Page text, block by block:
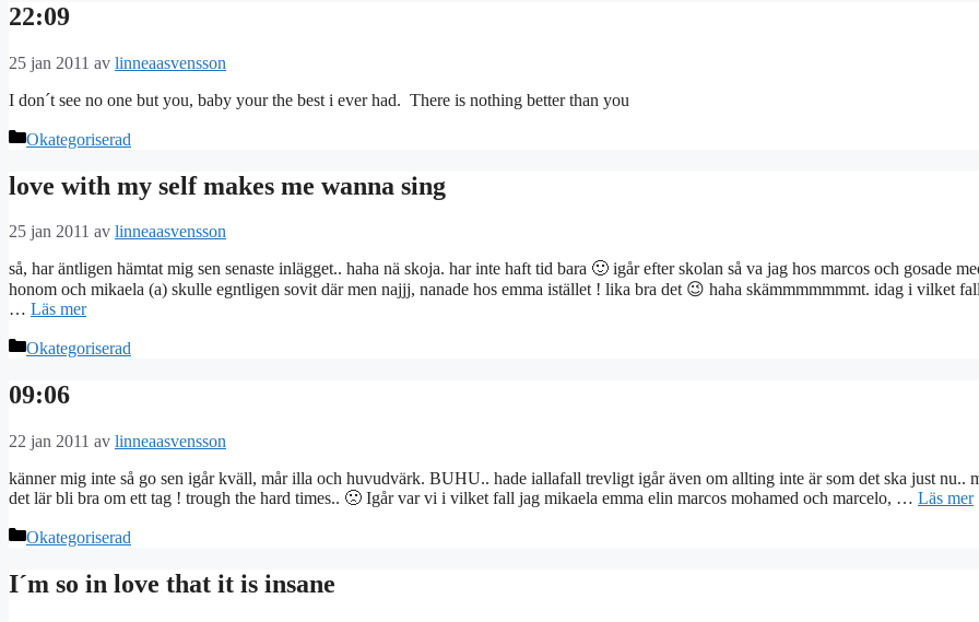
22:09
25 jan 2011 av linneaasvensson
I don´t see no one but you, baby your the best i ever had. There is nothing better than you
Kategorier
Okategoriserad
love with my self makes me wanna sing
25 jan 2011 av linneaasvensson
så, har äntligen hämtat mig sen senaste inlägget.. haha nä skoja. har inte haft tid bara 🙂 igår efter skolan så va jag hos marcos och gosade
honom och mikaela (a) skulle egntligen sovit där men najjj, nanade hos emma istället ! lika bra det 😉 haha skämmmmmmmt. idag i vilket
… Läs mer
Kategorier
Okategoriserad
09:06
22 jan 2011 av linneaasvensson
känner mig inte så go sen igår kväll, mår illa och huvudvärk. BUHU.. hade iallafall trevligt igår även om allting inte är som det ska just nu..
det lär bli bra om ett tag ! trough the hard times.. 🙁 Igår var vi i vilket fall jag mikaela emma elin marcos mohamed och marcelo, … Läs mer
Kategorier
Okategoriserad
I´m so in love that it is insane